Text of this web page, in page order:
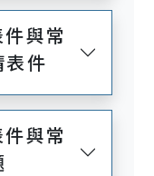
與常
件
與常